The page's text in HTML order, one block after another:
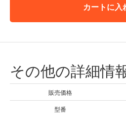
カートに入
その他の詳細情
販売価格
型番